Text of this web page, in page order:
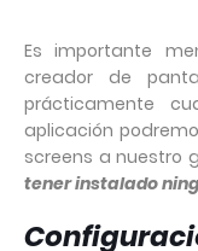
Es importante
creador de
prácticamente
aplicación
screens a nuestro
tener instalado